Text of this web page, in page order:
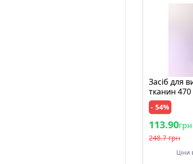
Засіб для
тканин 470
Action
банка
- 54%
113.90грн
248.7 грн
Ціни